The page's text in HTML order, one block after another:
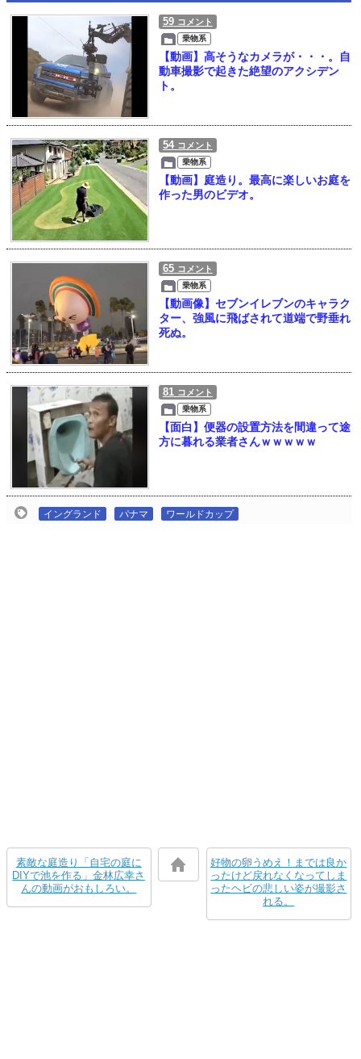
59 コメント
乗物系
【動画】高そうなカメラが・・・。自
動車撮影で起きた絶望のアクシデン
ト。
54 コメント
乗物系
【動画】庭造り。最高に楽しいお庭を
作った男のビデオ。
65 コメント
乗物系
【動画像】セブンイレブンのキャラク
ター、強風に飛ばされて道端で野垂れ
死ぬ。
81 コメント
乗物系
【面白】便器の設置方法を間違って途
方に暮れる業者さんｗｗｗｗｗ
イングランド パナマ ワールドカップ
素敵な庭造り「自宅の庭に
DIYで池を作る」金林広幸さ
んの動画がおもしろい。
好物の卵うめえ！までは良か
ったけど戻れなくなってしま
ったヘビの悲しい姿が撮影さ
れる。